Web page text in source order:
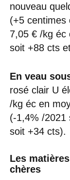
nouveau
(+5 centimes
7,05 € /kg éc
soit +88 cts
En veau
rosé clair U
/kg éc en
(-1,4% /2021
soit +34 cts).
Les
chères